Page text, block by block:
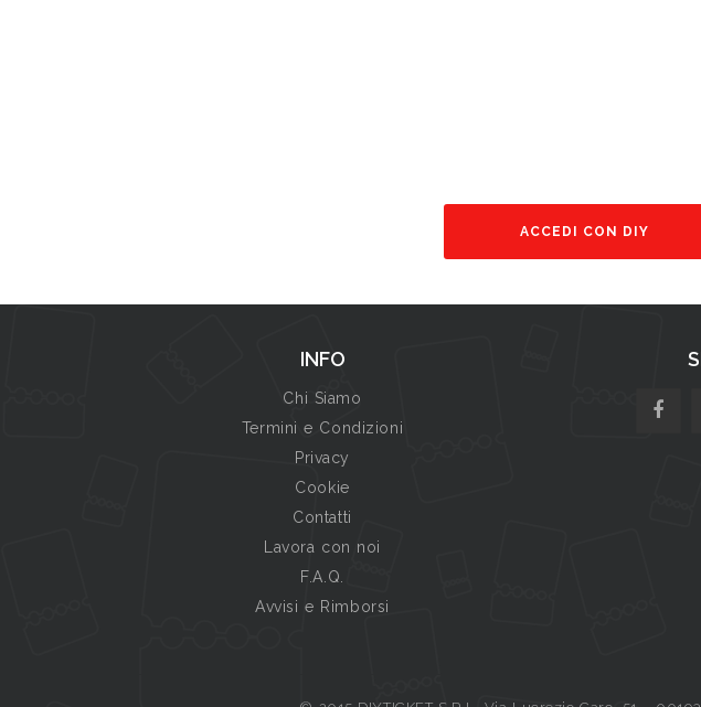
ACCEDI CON DIY
INFO
Chi Siamo
Termini e Condizioni
Privacy
Cookie
Contatti
Lavora con noi
F.A.Q.
Avvisi e Rimborsi